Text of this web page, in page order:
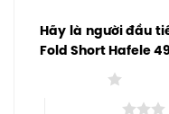
Hãy là người đầu
Fold Short Hafele